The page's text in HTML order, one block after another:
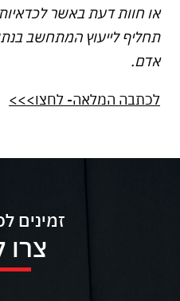
או חוות דעת באשר
תחליף לייעוץ המתחשב
אדם.
לכתבה המלאה- לחצו>>>
זמינים